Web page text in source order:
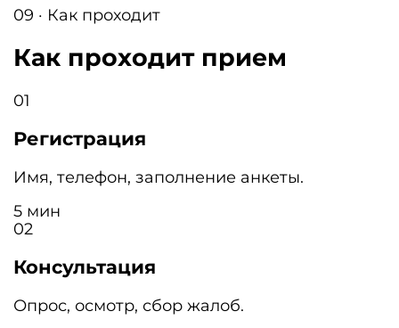
09 · Как проходит
Как проходит прием
01
Регистрация
Имя, телефон, заполнение анкеты.
5 мин
02
Консультация
Опрос, осмотр, сбор жалоб.